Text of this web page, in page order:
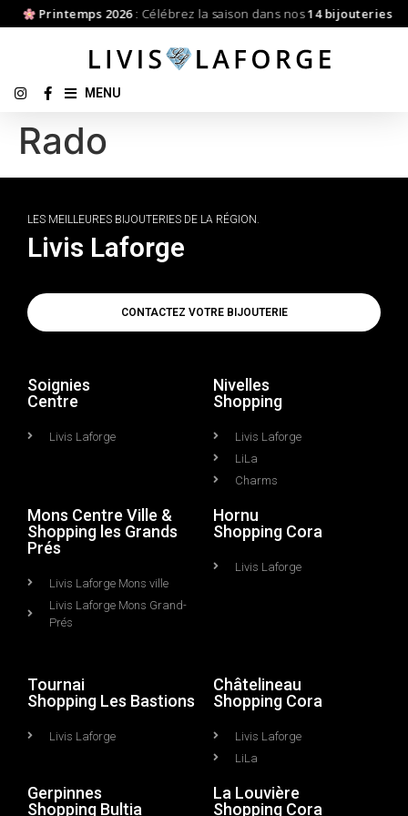
Printemps 2026 : Célébrez la saison dans nos14 bijouteries
MENU
Rado
LES MEILLEURES BIJOUTERIES DE LA RÉGION.
Livis Laforge
CONTACTEZ VOTRE BIJOUTERIE
Soignies
Centre
Livis Laforge
Nivelles
Shopping
Livis Laforge
LiLa
Charms
Mons Centre Ville &
Shopping les Grands
Prés
Livis Laforge Mons ville
Livis Laforge Mons Grand-
Prés
Hornu
Shopping Cora
Livis Laforge
Tournai
Shopping Les Bastions
Livis Laforge
Châtelineau
Shopping Cora
Livis Laforge
LiLa
Gerpinnes
Shopping Bultia
La Louvière
Shopping Cora